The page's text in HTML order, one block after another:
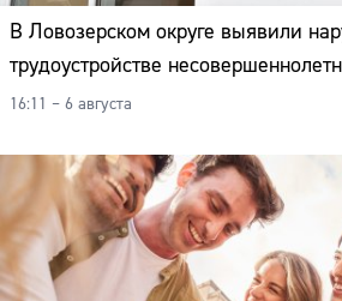
В Ловозерском округе выявили
трудоустройстве
16:11 – 6 августа